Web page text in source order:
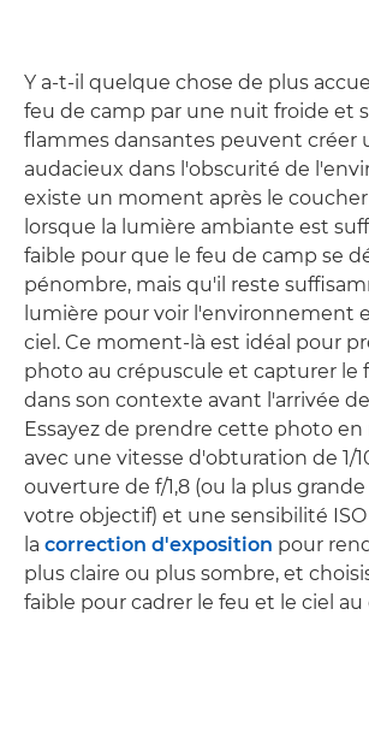
Y a-t-il quelque chose de plus
feu de camp par une nuit froide et
flammes dansantes peuvent créer
audacieux dans l'obscurité de
existe un moment après le coucher
lorsque la lumière ambiante est
faible pour que le feu de camp se
pénombre, mais qu'il reste
lumière pour voir l'environnement
ciel. Ce moment-là est idéal pour
photo au crépuscule et capturer le
dans son contexte avant l'arrivée
Essayez de prendre cette photo en
avec une vitesse d'obturation de 1/
ouverture de f/1,8 (ou la plus
votre objectif) et une sensibilité
la correction d'exposition pour
plus claire ou plus sombre, et
faible pour cadrer le feu et le ciel